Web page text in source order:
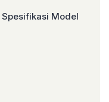
Model